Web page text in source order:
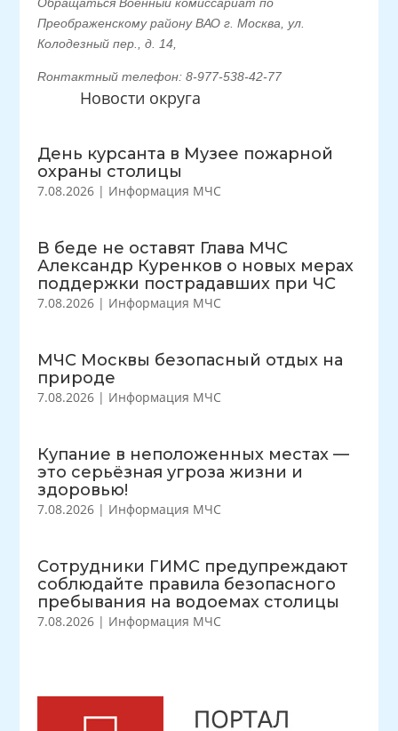
Новости округа
День курсанта в Музее пожарной
охраны столицы
7.08.2026 | Информация МЧС
В беде не оставят Глава МЧС
Александр Куренков о новых мерах
поддержки пострадавших при ЧС
7.08.2026 | Информация МЧС
МЧС Москвы безопасный отдых на
природе
7.08.2026 | Информация МЧС
Купание в неположенных местах —
это серьёзная угроза жизни и
здоровью!
7.08.2026 | Информация МЧС
Сотрудники ГИМС предупреждают
соблюдайте правила безопасного
пребывания на водоемах столицы
7.08.2026 | Информация МЧС
Преображенскому району ВАО г. Москва, ул.
Колодезный пер., д. 14,
Rонтактный телефон: 8-977-538-42-77